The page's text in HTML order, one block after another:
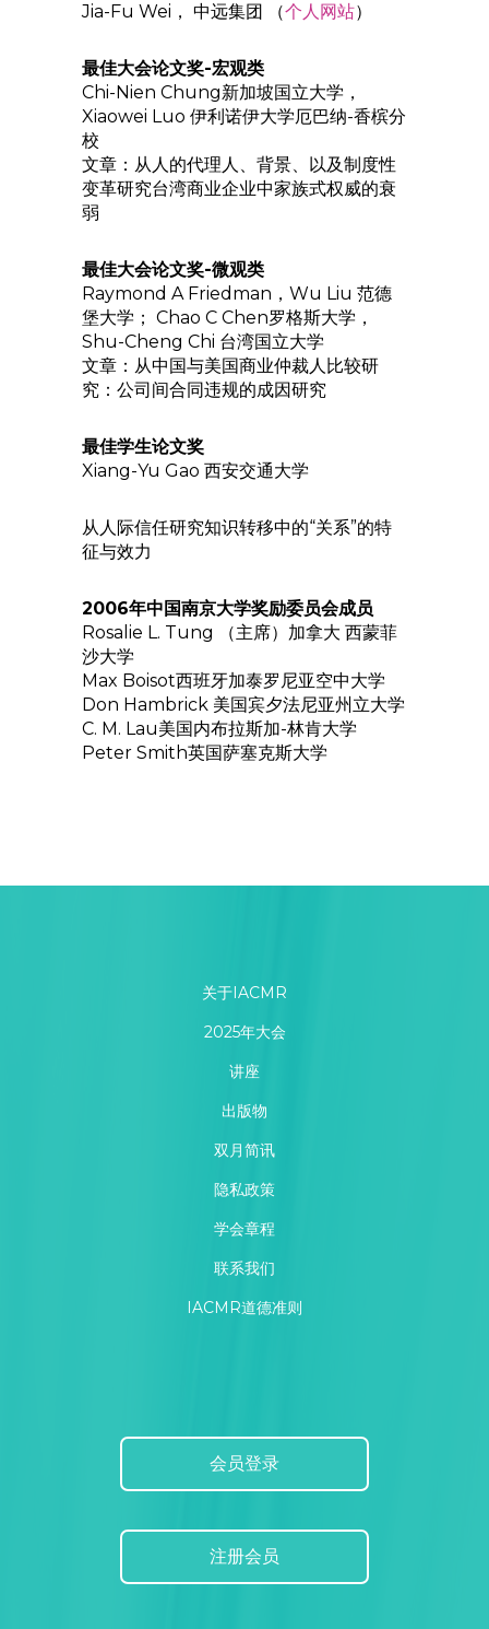
Jia-Fu Wei， 中远集团 （个人网站）
最佳大会论文奖-宏观类
Chi-Nien Chung新加坡国立大学，
Xiaowei Luo 伊利诺伊大学厄巴纳-香槟分
校
文章：从人的代理人、背景、以及制度性
变革研究台湾商业企业中家族式权威的衰
弱
最佳大会论文奖-微观类
Raymond A Friedman，Wu Liu 范德
堡大学； Chao C Chen罗格斯大学，
Shu-Cheng Chi 台湾国立大学
文章：从中国与美国商业仲裁人比较研
究：公司间合同违规的成因研究
最佳学生论文奖
Xiang-Yu Gao 西安交通大学
从人际信任研究知识转移中的“关系”的特
征与效力
2006年中国南京大学奖励委员会成员
Rosalie L. Tung （主席）加拿大 西蒙菲
沙大学
Max Boisot西班牙加泰罗尼亚空中大学
Don Hambrick 美国宾夕法尼亚州立大学
C. M. Lau美国内布拉斯加-林肯大学
Peter Smith英国萨塞克斯大学
关于IACMR
2025年大会
讲座
出版物
双月简讯
隐私政策
学会章程
联系我们
IACMR道德准则
会员登录
注册会员